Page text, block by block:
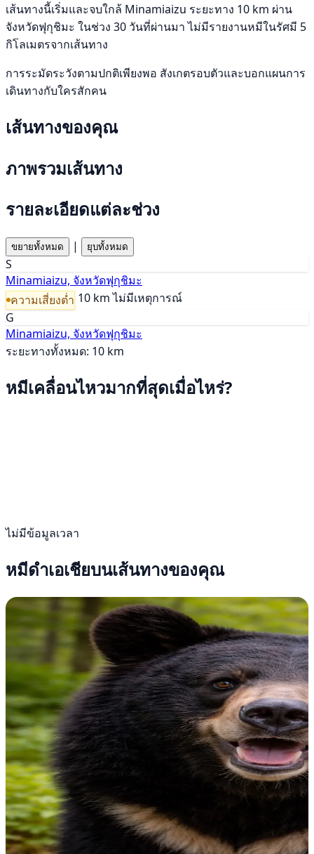
เส้นทางนี้เริ่มและจบใกล้ Minamiaizu ระยะทาง 10 km ผ่าน
จังหวัดฟุกุชิมะ ในช่วง 30 วันที่ผ่านมา ไม่มีรายงานหมีในรัศมี 5
กิโลเมตรจากเส้นทาง
การระมัดระวังตามปกติเพียงพอ สังเกตรอบตัวและบอกแผนการ
เดินทางกับใครสักคน
เส้นทางของคุณ
ภาพรวมเส้นทาง
รายละเอียดแต่ละช่วง
ขยายทั้งหมด | ยุบทั้งหมด
S
Minamiaizu, จังหวัดฟุกุชิมะ
ความเสี่ยงต่ำ 10 km ไม่มีเหตุการณ์
G
Minamiaizu, จังหวัดฟุกุชิมะ
ระยะทางทั้งหมด: 10 km
หมีเคลื่อนไหวมากที่สุดเมื่อไหร่?
ไม่มีข้อมูลเวลา
หมีดำเอเชียบนเส้นทางของคุณ